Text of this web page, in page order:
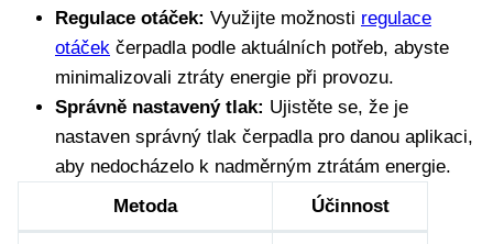
Regulace otáček: Využijte možnosti regulace
otáček čerpadla podle aktuálních potřeb, abyste
minimalizovali ztráty energie při provozu.
Správně nastavený tlak: Ujistěte se, že je
nastaven správný tlak čerpadla pro danou aplikaci,
aby nedocházelo k nadměrným ztrátám energie.
Metoda
Účinnost